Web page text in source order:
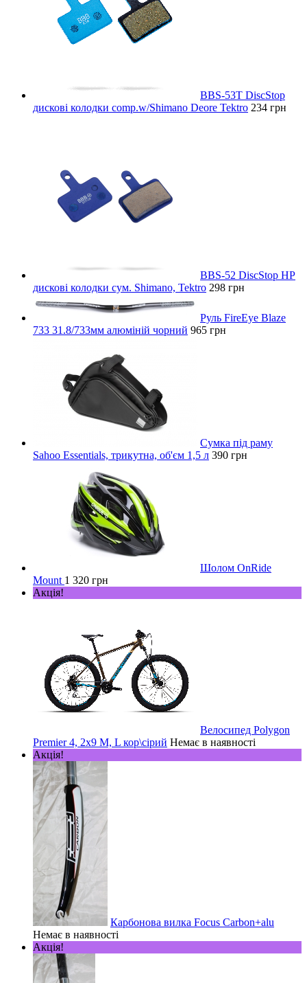
BBS-53T DiscStop
дискові колодки comp.w/Shimano Deore Tektro 234 грн
BBS-52 DiscStop HP
дискові колодки сум. Shimano, Tektro 298 грн
Руль FireEye Blaze
733 31.8/733мм алюміній чорний 965 грн
Сумка під раму
Sahoo Essentials, трикутна, об'єм 1,5 л 390 грн
Шолом OnRide
Mount 1 320 грн
Акція!
Велосипед Polygon
Premier 4, 2х9 M, L кор\сірий Немає в наявності
Акція!
Карбонова вилка Focus Carbon+alu
Немає в наявності
Акція!